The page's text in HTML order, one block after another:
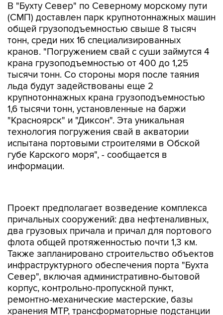
В "Бухту Север" по Северному морскому пути
(СМП) доставлен парк крупнотоннажных машин
общей грузоподъемностью свыше 8 тысяч
тонн, среди них 16 специализированных
кранов. "Погружением свай с суши займутся 4
крана грузоподъемностью от 400 до 1,25
тысячи тонн. Со стороны моря после таяния
льда будут задействованы еще 2
крупнотоннажных крана грузоподъемностью
1,6 тысячи тонн, установленные на баржи
"Красноярск" и "Диксон". Эта уникальная
технология погружения свай в акватории
испытана портовыми строителями в Обской
губе Карского моря", - сообщается в
информации.
два грузовых причала и причал для портового
флота общей протяженностью почти 1,3 км.
Также запланировано строительство объектов
инфраструктурного обеспечения порта "Бухта
Север", включая административно-бытовой
корпус, контрольно-пропускной пункт,
ремонтно-механические мастерские, базы
хранения МТР, трансформаторные подстанции
и иные сооружения.